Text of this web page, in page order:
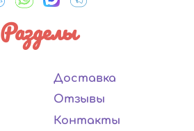
Разделы
Доставка
Отзывы
Контакты